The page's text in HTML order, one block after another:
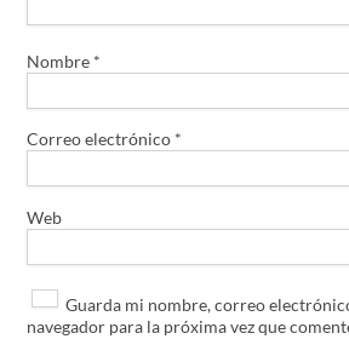
Nombre *
Correo electrónico *
Web
Guarda mi nombre, correo
navegador para la próxima vez que